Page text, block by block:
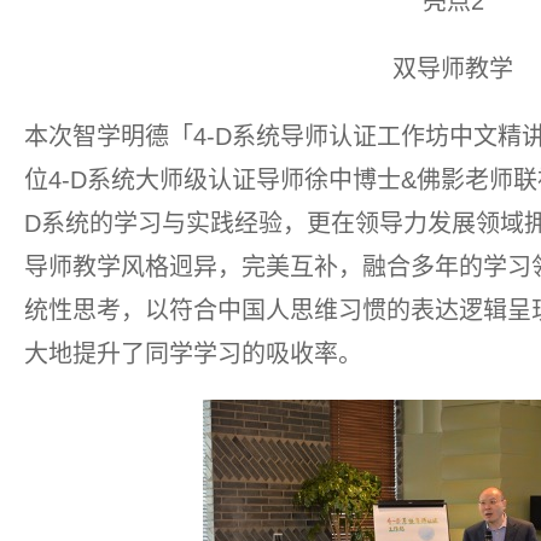
双导师教学
本次智学明德「4-D系统导师认证工作坊中文精
位4-D系统大师级认证导师徐中博士&佛影老师
D系统的学习与实践经验，更在领导力发展领域
导师教学风格迥异，完美互补，融合多年的学
统性思考，以符合中国人思维习惯的表达逻辑
大地提升了同学学习的吸收率。